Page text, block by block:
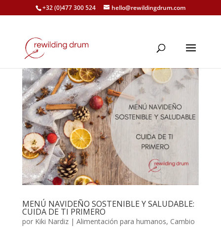
+32 (0)477 300 524 hello@rewildingdrum.com
MENÚ NAVIDEÑO SOSTENIBLE Y SALUDABLE:
CUIDA DE TI PRIMERO
por Kiki Nardiz| Alimentación para humanos, Cambio